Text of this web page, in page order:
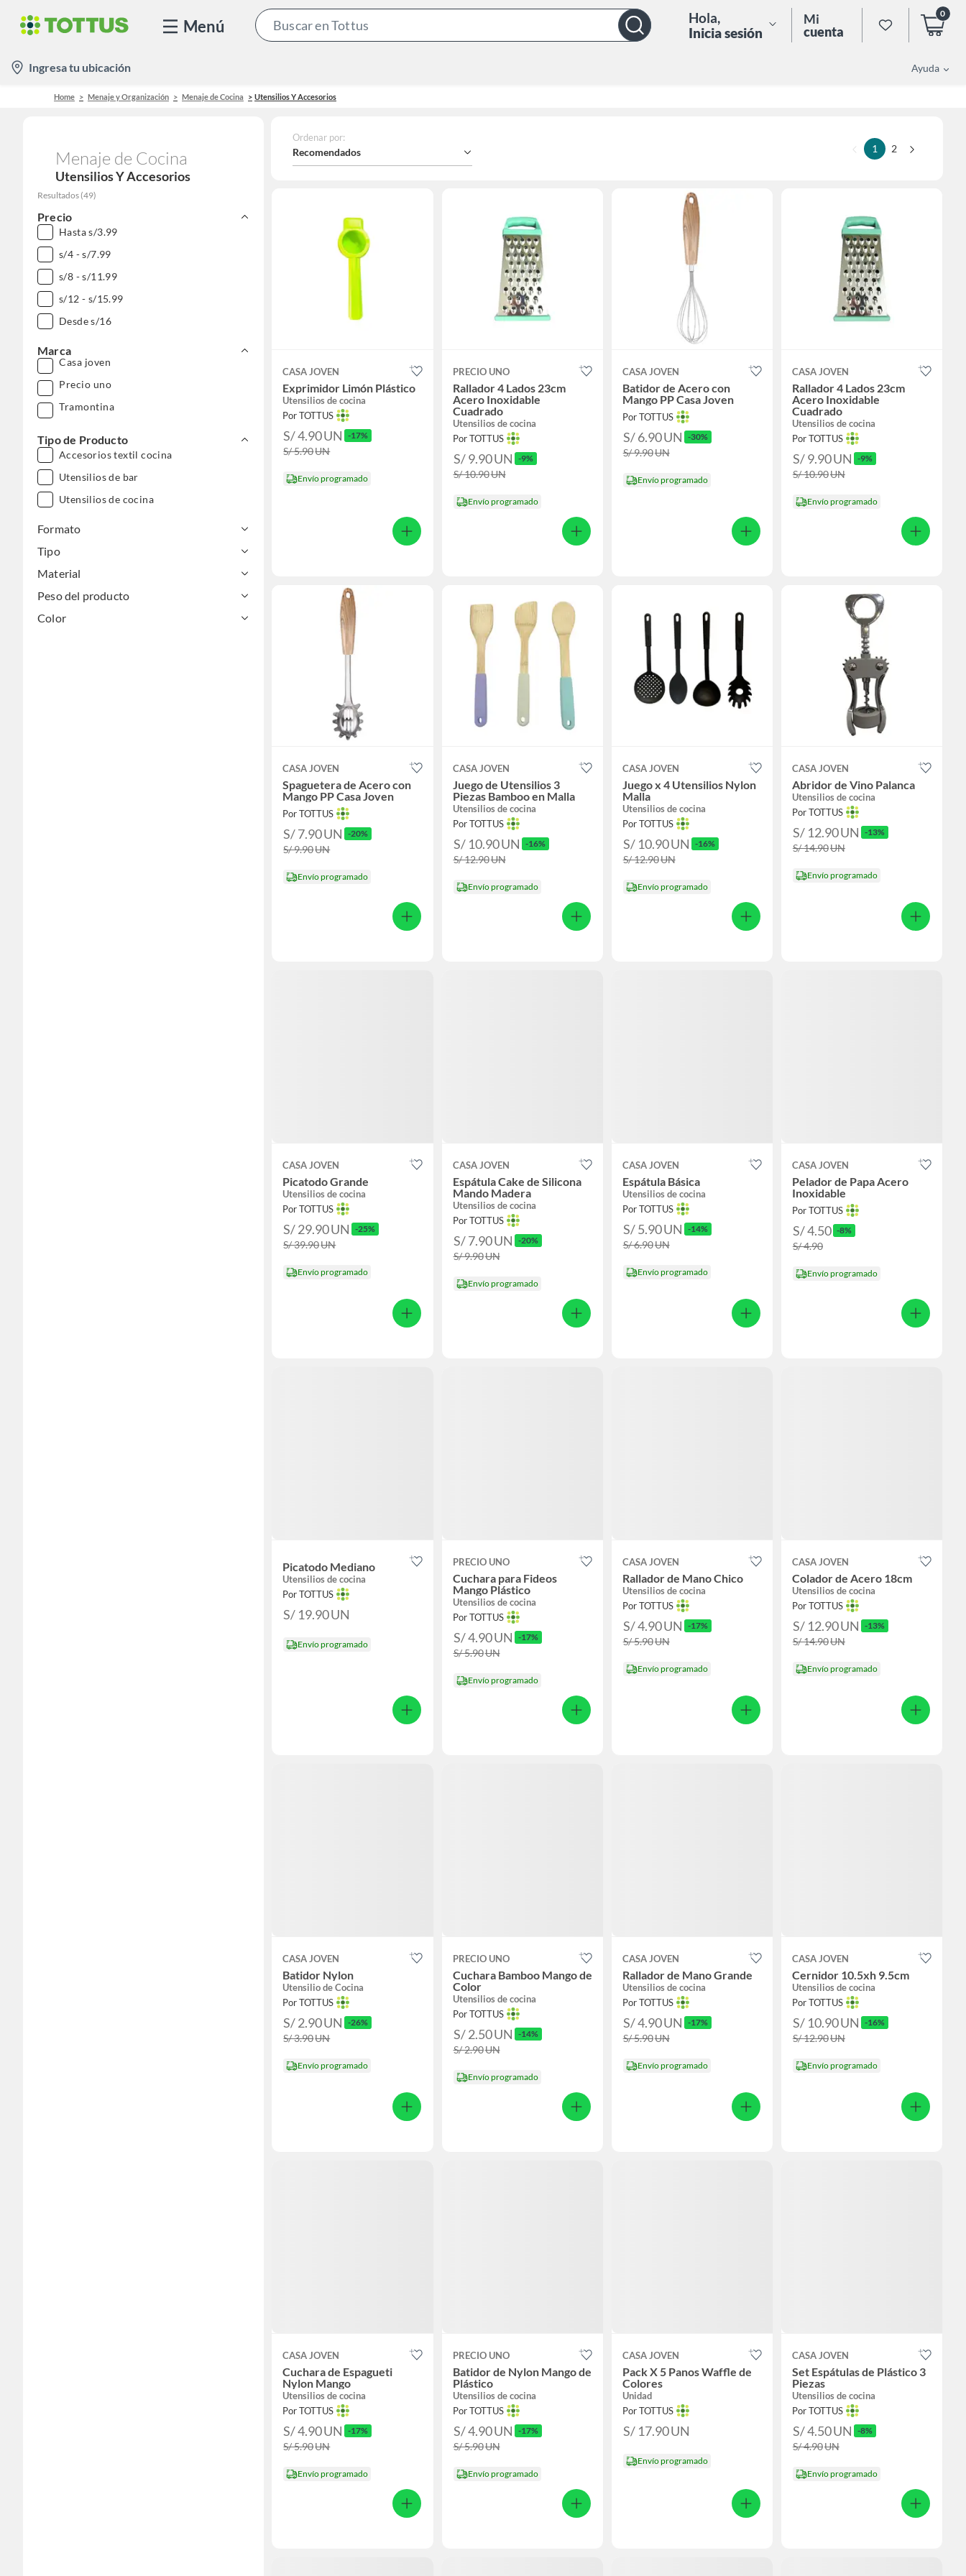
Menú
Bar
Hola,
Inicia sesión
Mi
cuenta
0
location-
icon
Ingresa tu ubicación Ayuda
Home Menaje y Organización Menaje de Cocina Utensilios Y Accesorios
Menaje de Cocina
Utensilios Y Accesorios
Resultados (49)
Precio
Hasta s/3.99
s/4 - s/7.99
s/8 - s/11.99
s/12 - s/15.99
Desde s/16
Marca
Casa joven
Precio uno
Tramontina
Tipo de Producto
Accesorios textil cocina
Utensilios de bar
Utensilios de cocina
Formato
Tipo
Material
Peso del producto
Color
Ordenar por:
Recomendados 1 2
CASA JOVEN
Exprimidor Limón Plástico
Utensilios de cocina
Por TOTTUS
S/ 4.90UN -17%
S/ 5.90UN
Envío programado
PRECIO UNO
Rallador 4 Lados 23cm
Acero Inoxidable
Cuadrado
Utensilios de cocina
Por TOTTUS
S/ 9.90UN -9%
S/ 10.90UN
Envío programado
CASA JOVEN
Batidor de Acero con
Mango PP Casa Joven
Por TOTTUS
S/ 6.90UN -30%
S/ 9.90UN
Envío programado
CASA JOVEN
Rallador 4 Lados 23cm
Acero Inoxidable
Cuadrado
Utensilios de cocina
Por TOTTUS
S/ 9.90UN -9%
S/ 10.90UN
Envío programado
CASA JOVEN
Spaguetera de Acero con
Mango PP Casa Joven
Por TOTTUS
S/ 7.90UN -20%
S/ 9.90UN
Envío programado
CASA JOVEN
Juego de Utensilios 3
Piezas Bamboo en Malla
Utensilios de cocina
Por TOTTUS
S/ 10.90UN -16%
S/ 12.90UN
Envío programado
CASA JOVEN
Juego x 4 Utensilios Nylon
Malla
Utensilios de cocina
Por TOTTUS
S/ 10.90UN -16%
S/ 12.90UN
Envío programado
CASA JOVEN
Abridor de Vino Palanca
Utensilios de cocina
Por TOTTUS
S/ 12.90UN -13%
S/ 14.90UN
Envío programado
CASA JOVEN
Picatodo Grande
Utensilios de cocina
Por TOTTUS
S/ 29.90UN -25%
S/ 39.90UN
Envío programado
CASA JOVEN
Espátula Cake de Silicona
Mando Madera
Utensilios de cocina
Por TOTTUS
S/ 7.90UN -20%
S/ 9.90UN
Envío programado
CASA JOVEN
Espátula Básica
Utensilios de cocina
Por TOTTUS
S/ 5.90UN -14%
S/ 6.90UN
Envío programado
CASA JOVEN
Pelador de Papa Acero
Inoxidable
Por TOTTUS
S/ 4.50 -8%
S/ 4.90
Envío programado
Picatodo Mediano
Utensilios de cocina
Por TOTTUS
S/ 19.90UN
Envío programado
PRECIO UNO
Cuchara para Fideos
Mango Plástico
Utensilios de cocina
Por TOTTUS
S/ 4.90UN -17%
S/ 5.90UN
Envío programado
CASA JOVEN
Rallador de Mano Chico
Utensilios de cocina
Por TOTTUS
S/ 4.90UN -17%
S/ 5.90UN
Envío programado
CASA JOVEN
Colador de Acero 18cm
Utensilios de cocina
Por TOTTUS
S/ 12.90UN -13%
S/ 14.90UN
Envío programado
CASA JOVEN
Batidor Nylon
Utensilio de Cocina
Por TOTTUS
S/ 2.90UN -26%
S/ 3.90UN
Envío programado
PRECIO UNO
Cuchara Bamboo Mango de
Color
Utensilios de cocina
Por TOTTUS
S/ 2.50UN -14%
S/ 2.90UN
Envío programado
CASA JOVEN
Rallador de Mano Grande
Utensilios de cocina
Por TOTTUS
S/ 4.90UN -17%
S/ 5.90UN
Envío programado
CASA JOVEN
Cernidor 10.5xh 9.5cm
Utensilios de cocina
Por TOTTUS
S/ 10.90UN -16%
S/ 12.90UN
Envío programado
CASA JOVEN
Cuchara de Espagueti
Nylon Mango
Utensilios de cocina
Por TOTTUS
S/ 4.90UN -17%
S/ 5.90UN
Envío programado
PRECIO UNO
Batidor de Nylon Mango de
Plástico
Utensilios de cocina
Por TOTTUS
S/ 4.90UN -17%
S/ 5.90UN
Envío programado
CASA JOVEN
Pack X 5 Panos Waffle de
Colores
Unidad
Por TOTTUS
S/ 17.90UN
Envío programado
CASA JOVEN
Set Espátulas de Plástico 3
Piezas
Utensilios de cocina
Por TOTTUS
S/ 4.50UN -8%
S/ 4.90UN
Envío programado